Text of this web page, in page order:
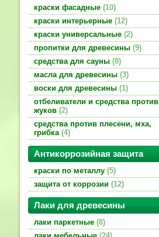
краски фасадные 10
краски интерьерные 12
краски универсальные 2
пропитки для древесины 9
средства для сауны 8
масла для древесины 3
воски для древесины 1
отбеливатели и средства против
жуков 2
средства против плесени, мха,
грибка 4
Антикоррозийная защита
краски по металлу 5
защита от коррозии 12
Лаки для древесины
лаки паркетные 8